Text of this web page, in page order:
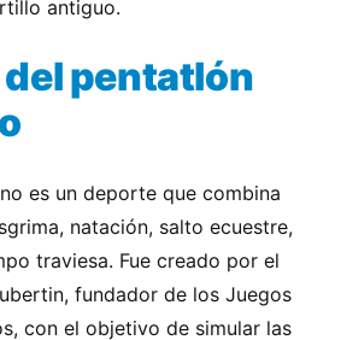
antiguo.
pentatlón
es un deporte que combina
natación, salto ecuestre,
traviesa. Fue creado por el
fundador de los Juegos
con el objetivo de simular las